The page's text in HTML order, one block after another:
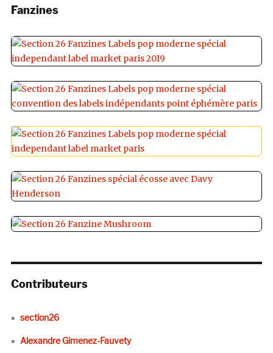
Fanzines
Contributeurs
section26
Alexandre Gimenez-Fauvety